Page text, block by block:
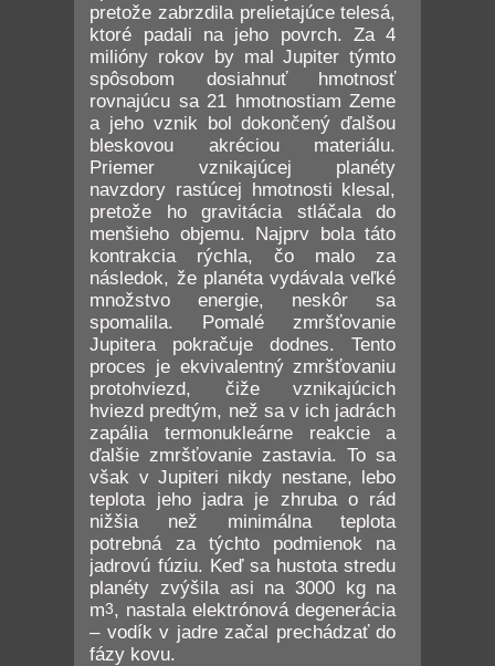
pretože zabrzdila prelietajúce telesá,
ktoré padali na jeho povrch. Za 4
milióny rokov by mal Jupiter týmto
spôsobom dosiahnuť hmotnosť
rovnajúcu sa 21 hmotnostiam Zeme
a jeho vznik bol dokončený ďalšou
bleskovou akréciou materiálu.
Priemer vznikajúcej planéty
navzdory rastúcej hmotnosti klesal,
pretože ho gravitácia stláčala do
menšieho objemu. Najprv bola táto
kontrakcia rýchla, čo malo za
následok, že planéta vydávala veľké
množstvo energie, neskôr sa
spomalila. Pomalé zmršťovanie
Jupitera pokračuje dodnes. Tento
proces je ekvivalentný zmršťovaniu
protohviezd, čiže vznikajúcich
hviezd predtým, než sa v ich jadrách
zapália termonukleárne reakcie a
ďalšie zmršťovanie zastavia. To sa
však v Jupiteri nikdy nestane, lebo
teplota jeho jadra je zhruba o rád
nižšia než minimálna teplota
potrebná za týchto podmienok na
jadrovú fúziu. Keď sa hustota stredu
planéty zvýšila asi na 3000 kg na
m3, nastala elektrónová degenerácia
– vodík v jadre začal prechádzať do
fázy kovu.